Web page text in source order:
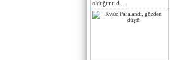
olduğunu d...